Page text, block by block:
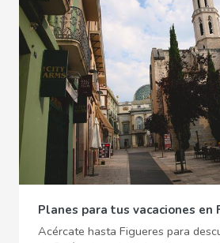
Planes para tus vacaciones en
Acércate hasta Figueres para